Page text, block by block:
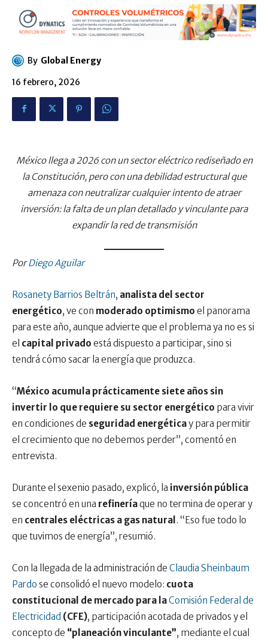
By Global Energy
16 febrero, 2026
México llega a 2026 con un sector eléctrico rediseñado en
la Constitución, pero con una debilidad estructural que
amenaza con neutralizar cualquier intento de atraer
inversión: la falta de un plan detallado y vinculante para
expandir la red de transmisión
PorDiego Aguilar
Rosanety Barrios Beltrán, analista del sector
energético, ve con moderado optimismo el panorama
para este año, aunque advierte que el problema ya no es si
el capital privado está dispuesto a participar, sino si
tendrá cómo sacar la energía que produzca.
“México acumula prácticamente siete años sin
invertir lo que requiere su sector energético para vivir
en condiciones de seguridad energéticay para permitir
el crecimiento que no debemos perder”, comentó en
entrevista.
Durante el sexenio pasado, explicó, la inversión pública
se concentró en una refineríaque no termina de operar y
en centrales eléctricas a gas natural . “Eso fue todo lo
que tuvimos de energía”, resumió.
Con la llegada de la administración de Claudia Sheinbaum
Pardo se consolidó el nuevo modelo: cuota
constitucional de mercado para laComisión Federal de
Electricidad (CFE), participación acotada de privados y el
concepto de “planeación vinculante”, mediante el cual